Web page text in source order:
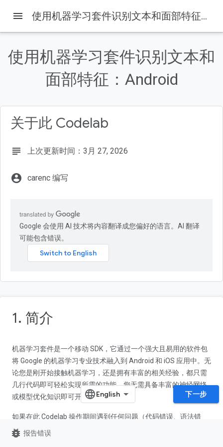
本页内容
所需条件
menu 使用机器学习套件识别文本和面部特征：Android
使用机器学习套件识别文本和
面部特征：Android
关于此 Codelab
subject 上次更新时间：3月 27, 2026
account_circle carenc 编写
Google 会使用 AI 技术将内容翻译成您偏好的语言。AI 翻译
可能包含错误。
1. 简介
机器学习套件是一个移动 SDK，它通过一个强大且易用的软件包
将 Google 的机器学习专业技术融入到 Android 和 iOS 应用中。无
论您是刚开始接触机器学习，还是拥有丰富的相关经验，都只需
几行代码即可轻松实现所需的功能。您无需具备丰富的神经网络
或模型优化知识即可开始使用该套件。
如果在此 Codelab 操作期间遇到任何问题（代码错误、语法错
误、措辞含义不明等），都可以通过 Codelab 左下角的
下一步
bug_report 报告错误